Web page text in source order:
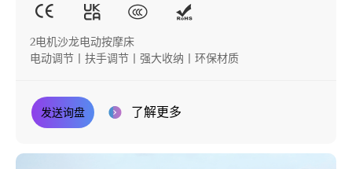
2电机沙龙电动按摩床
电动调节丨扶手调节丨强大收纳丨环保材质
发送询盘 了解更多